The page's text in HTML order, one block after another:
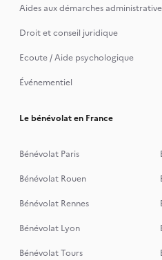
Aides aux démarches
Droit et conseil juridique
Ecoute / Aide psychologique
Événementiel
Le bénévolat en France
Bénévolat Paris
Bénévolat Rouen
Bénévolat Rennes
Bénévolat Lyon
Bénévolat Tours